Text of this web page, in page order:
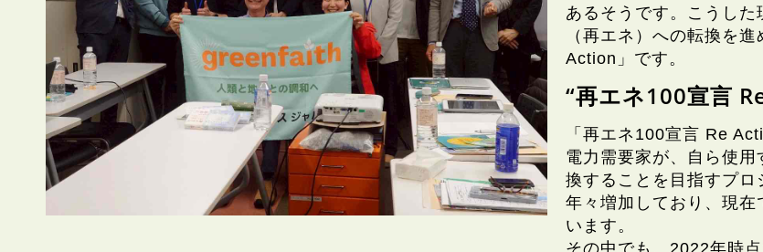
あるそうです。こうし
（再エネ）への転換を
Action」です。
“再エネ100宣言
「再エネ100宣言 Re
電力需要家が、自ら使
換することを目指すプ
年々増加しており、現
います。